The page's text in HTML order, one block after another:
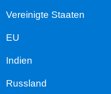
Vereinigte Staaten
EU
Indien
Russland